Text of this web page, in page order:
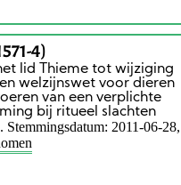
4)
lid Thieme tot wijziging
welzijnswet voor dieren
van een verplichte
bij ritueel slachten
2011-06-28,